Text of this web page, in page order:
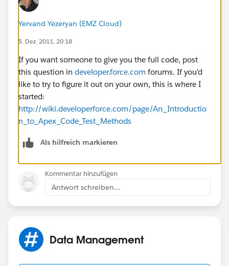
[Select Opportunityid from Partner where Accountfro
{
// System.debug('!!!!!@@@@@@@@@'+prn1);
// opplist.add(prn1. Opportunityid )
for (Opportunity opp:
[Select Verified_Value__c from Opportunity where id=:
prn1.Opportunityid ])
{
@@@'+opp);
crr.add(opp.Verified_Value__c);
Yervand Yezeryan (EMZ Cloud)
5. Dez. 2011, 20:18
If you want someone to give you the full code, post
this question in developer.force.com forums. If you'd
like to try to figure it out on your own, this is where I
started:
http://wiki.developerforce.com/page/An_Introductio
n_to_Apex_Code_Test_Methods
Als hilfreich markieren
Kommentar hinzufügen
Antwort schreiben...
Data Management